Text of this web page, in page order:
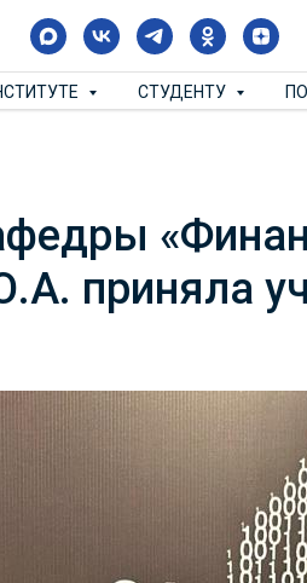
СТУДЕНТУ
приняла